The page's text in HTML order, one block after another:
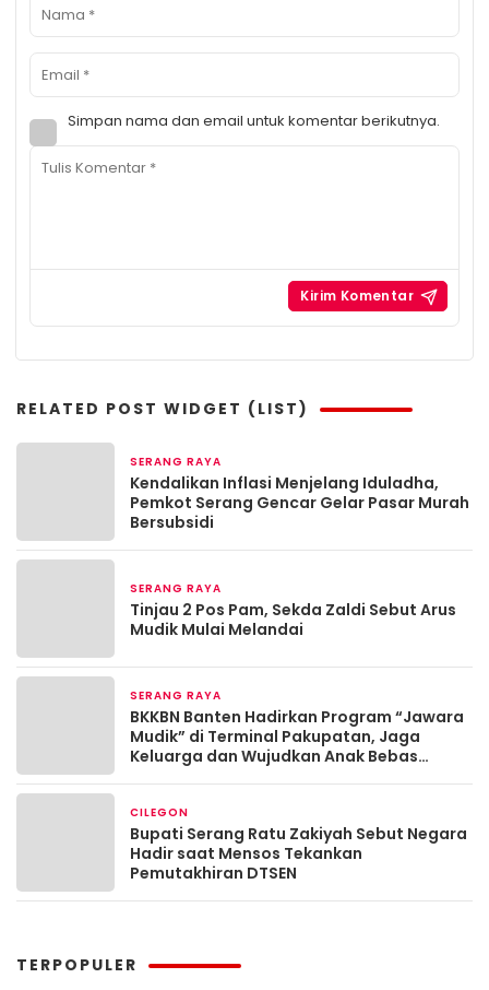
Simpan nama dan email untuk komentar berikutnya.
RELATED POST WIDGET (LIST)
SERANG RAYA
Kendalikan Inflasi Menjelang Iduladha,
Pemkot Serang Gencar Gelar Pasar Murah
Bersubsidi
SERANG RAYA
Tinjau 2 Pos Pam, Sekda Zaldi Sebut Arus
Mudik Mulai Melandai
SERANG RAYA
BKKBN Banten Hadirkan Program “Jawara
Mudik” di Terminal Pakupatan, Jaga
Keluarga dan Wujudkan Anak Bebas
CILEGON
Bupati Serang Ratu Zakiyah Sebut Negara
Hadir saat Mensos Tekankan
Pemutakhiran DTSEN
TERPOPULER